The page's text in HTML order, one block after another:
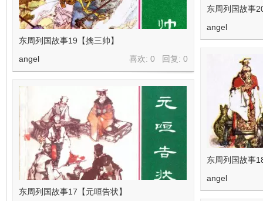
东周列国故事
angel
东周列国故事19【擒三帅】
喜欢: 0 回复: 0
angel
东周列国故事
angel
东周列国故事17【元咺告状】